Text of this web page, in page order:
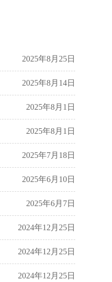
2025年8月25日
2025年8月14日
2025年8月1日
2025年8月1日
2025年7月18日
2025年6月10日
2025年6月7日
2024年12月25日
2024年12月25日
2024年12月25日